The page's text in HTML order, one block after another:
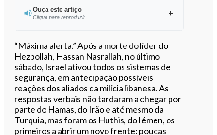
Ouça este artigo
Clique para reproduzir
Ouvir este artigo
“Máxima alerta.” Após a morte do líder do
Hezbollah, Hassan Nasrallah, no último
sábado, Israel ativou todos os sistemas de
segurança, em antecipação possíveis
reações dos aliados da milícia libanesa. As
respostas verbais não tardaram a chegar por
parte do Hamas, do Irão e até mesmo da
Turquia, mas foram os Huthis, do Iémen, os
primeiros a abrir um novo frente: poucas